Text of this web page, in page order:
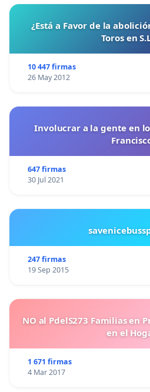
¿Está a Favor de la
Toros en
10 447 firmas
26 May 2012
Involucrar a la gente en
647 firmas
30 Jul 2021
247 firmas
19 Sep 2015
NO al PdelS273 Familias en
en el
1 671 firmas
4 Mar 2017